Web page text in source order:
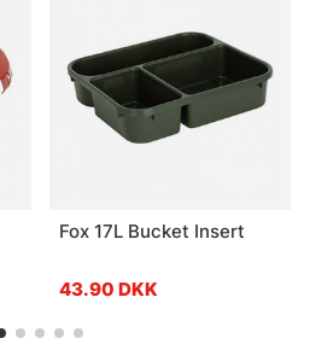
Fox 17L Bucket Insert
43.90 DKK